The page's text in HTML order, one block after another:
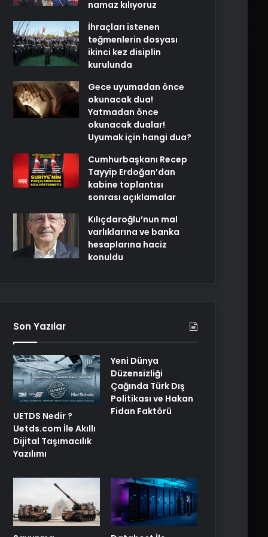
namaz kılıyoruz
İhraçları istenen
teğmenlerin dosyası
ikinci kez disiplin
kurulunda
Gece uyumadan önce
okunacak dua!
Yatmadan önce
okunacak dualar!
Uyumak için hangi dua?
Cumhurbaşkanı Recep
Tayyip Erdoğan’dan
kabine toplantısı
sonrası açıklamalar
Kılıçdaroğlu’nun mal
varlıklarına ve banka
hesaplarına haciz
konuldu
Son Yazılar
UETDS Nedir ?
Uetds.com İle Akıllı
Dijital Taşımacılık
Yazılımı
Yeni Dünya
Düzensizliği
Çağında Türk Dış
Politikası ve Hakan
Fidan Faktörü